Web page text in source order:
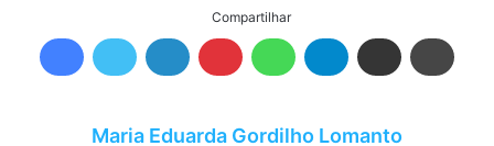
Compartilhar
Maria Eduarda Gordilho Lomanto